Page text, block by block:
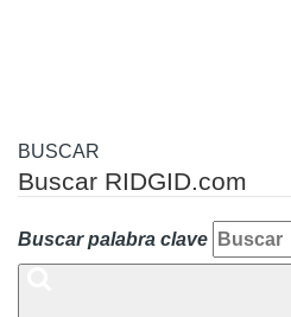
BUSCAR
Buscar RIDGID.com
Buscar palabra clave